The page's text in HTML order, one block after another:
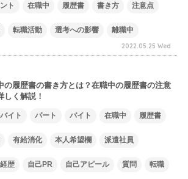
ト 在職中 履歴書 書き方 注意点
転職活動 選考への影響 離職中
2022.05.25 Wed
の履歴書の書き方とは？在職中の履歴書の注意
しく解説！
イト パート バイト 在職中 履歴書
有給消化 本人希望欄 派遣社員
歴 自己PR 自己アピール 質問 転職